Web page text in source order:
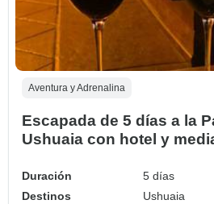
Aventura y Adrenalina
Escapada de 5 días a la
Ushuaia con hotel y
Duración
5 días
Destinos
Ushuaia